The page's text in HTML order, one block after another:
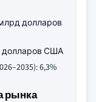
долларов
долларов США
6,3%
рынка